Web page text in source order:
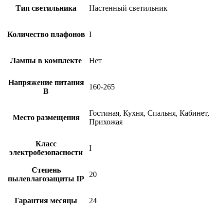
Тип светильника Настенный светильник
Количество плафонов I
Лампы в комплекте Нет
Напряжение питания
В
160-265
Место размещения
Гостиная, Кухня, Спальня, Кабинет,
Прихожая
Класс
электробезопасности
I
Степень
пылевлагозащиты IP
20
Гарантия месяцы 24